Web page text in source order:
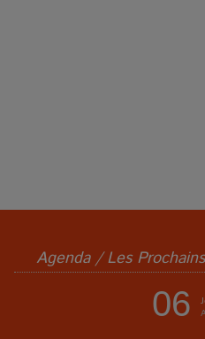
Agenda / Les
06